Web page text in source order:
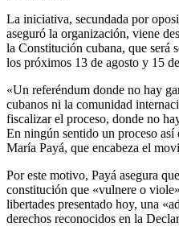
La iniciativa, secundada por
aseguró la organización, viene
la Constitución cubana, que será
los próximos 13 de agosto y 15
«Un referéndum donde no hay
cubanos ni la comunidad
fiscalizar el proceso, donde no
En ningún sentido un proceso
María Payá, que encabeza el
Por este motivo, Payá asegura
constitución que «vulnere o
libertades presentado hoy, una
derechos reconocidos en la